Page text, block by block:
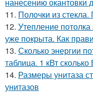
11. Полочки из стекла.
12. Утепление
уже покрыта. Как
13. Сколько энергии
таблица. 1 кВт
14. Размеры унитаза
унитазов